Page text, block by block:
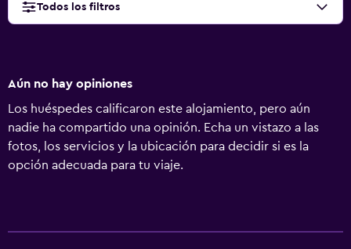
Todos los filtros
Aún no hay opiniones
Los huéspedes calificaron este alojamiento, pero aún
nadie ha compartido una opinión. Echa un vistazo a las
fotos, los servicios y la ubicación para decidir si es la
opción adecuada para tu viaje.